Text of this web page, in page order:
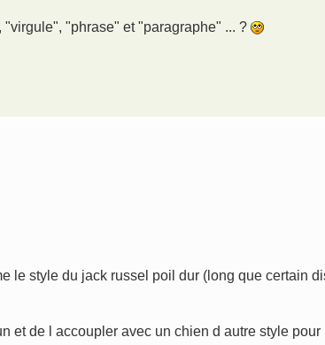
"phrase" et "paragraphe" ... ?
le style du jack russel poil dur (long que certain
et de l accoupler avec un chien d autre style